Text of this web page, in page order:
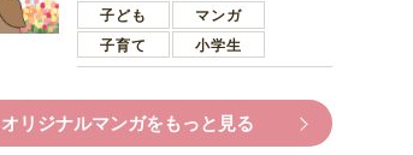
れたショックは大きい
子ども
マンガ
子育て
小学生
オリジナルマンガをもっと見る